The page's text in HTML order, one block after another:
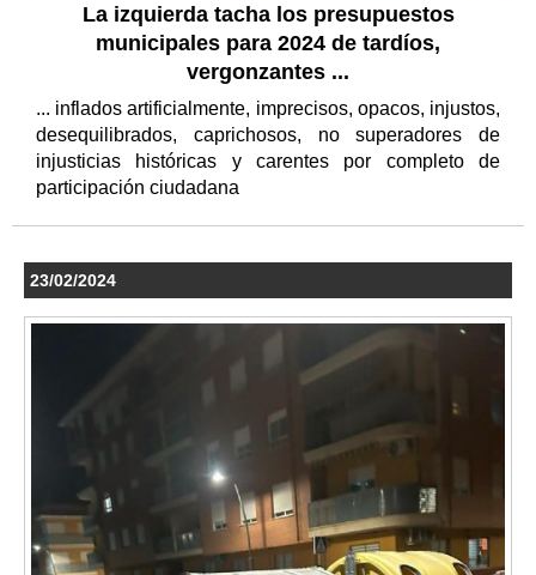
La izquierda tacha los presupuestos
municipales para 2024 de tardíos,
vergonzantes ...
... inflados artificialmente, imprecisos, opacos, injustos,
desequilibrados, caprichosos, no superadores de
injusticias históricas y carentes por completo de
participación ciudadana
23/02/2024